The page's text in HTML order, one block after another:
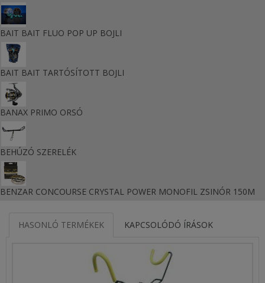
BAIT BAIT FLUO POP UP BOJLI
BAIT BAIT TARTÓSÍTOTT BOJLI
BANAX PRIMO ORSÓ
BEHÚZÓ SZERELÉK
BENZAR CONCOURSE CRYSTAL POWER MONOFIL ZSINÓR 150M
HASONLÓ TERMÉKEK KAPCSOLÓDÓ ÍRÁSOK